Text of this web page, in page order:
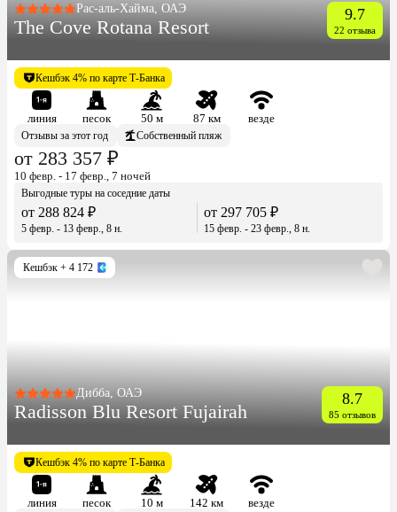
Рас-аль-Хайма, ОАЭ
The Cove Rotana Resort
9.7
22 отзыва
Кешбэк 4% по карте Т-Банка
линия песок 50 м 87 км
везде
Отзывы за этот год
Собственный пляж
от 283 357 ₽
10 февр. - 17 февр., 7 ночей
Выгодные туры на соседние даты
от 288 824 ₽
5 февр. - 13 февр., 8 н.
от 297 705 ₽
15 февр. - 23 февр., 8 н.
Кешбэк + 4 172
Дибба, ОАЭ
Radisson Blu Resort Fujairah
8.7
85 отзывов
Кешбэк 4% по карте Т-Банка
линия песок 10 м 142 км
везде